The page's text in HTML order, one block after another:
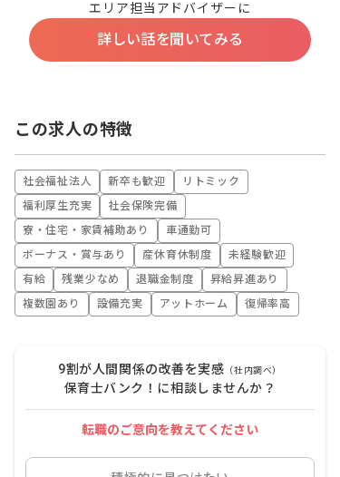
エリア担当アドバイザーに
詳しい話を聞いてみる
この求人の特徴
社会福祉法人 新卒も歓迎
リトミック
福利厚生充実
社会保険完備
寮・住宅・家賃補助あり
車通勤可
ボーナス・賞与あり
産休育休制度
未経験歓迎
有給
残業少なめ 退職金制度
昇給昇進あり
複数園あり
設備充実 アットホーム 復帰率高
9割が人間関係の改善を実感 （社内調べ）
保育士バンク！に相談しませんか？
転職のご意向を教えてください